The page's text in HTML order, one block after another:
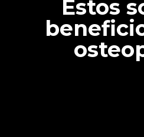
Estos